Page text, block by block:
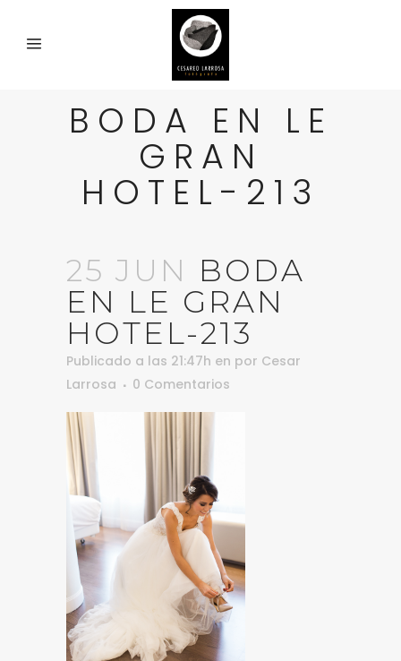
BODA EN LE
GRAN
HOTEL-213
25 JUN BODA
EN LE GRAN
HOTEL-213
Publicado a las 21:47h en por Cesar
Larrosa
0 Comentarios